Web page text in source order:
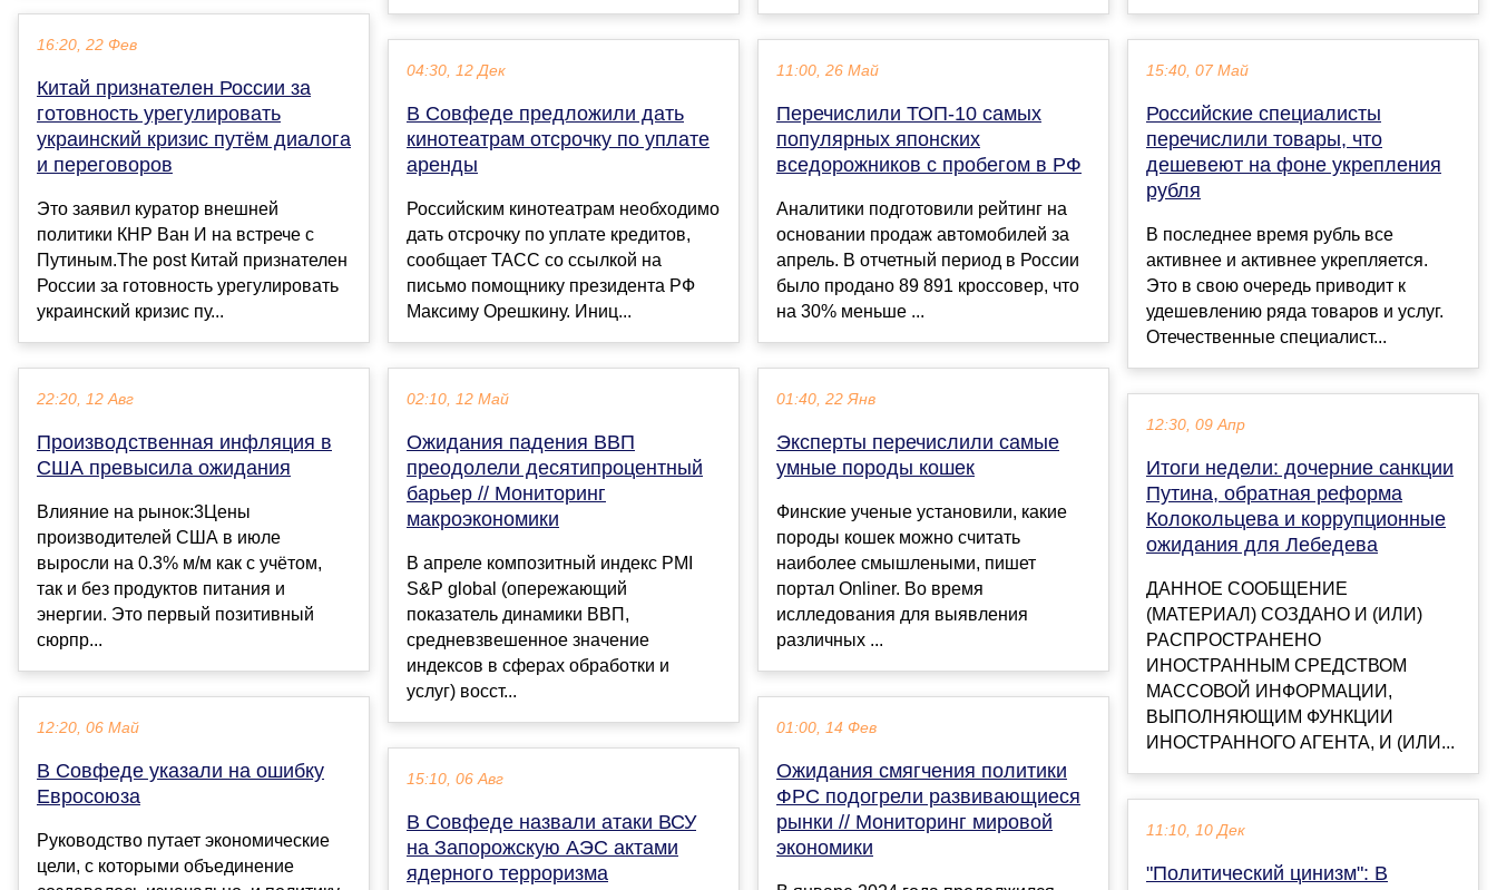
16:20, 22 Фев
Китай признателен России за
готовность урегулировать
украинский кризис путём диалога
и переговоров
Это заявил куратор внешней
политики КНР Ван И на встрече с
Путиным.The post Китай признателен
России за готовность урегулировать
украинский кризис пу...
22:20, 12 Авг
Производственная инфляция в
США превысила ожидания
Влияние на рынок:3Цены
производителей США в июле
выросли на 0.3% м/м как с учётом,
так и без продуктов питания и
энергии. Это первый позитивный
сюрпр...
12:20, 06 Май
В Совфеде указали на ошибку
Евросоюза
Руководство путает экономические
цели, с которыми объединение
04:30, 12 Дек
В Совфеде предложили дать
кинотеатрам отсрочку по уплате
аренды
Российским кинотеатрам необходимо
дать отсрочку по уплате кредитов,
сообщает ТАСС со ссылкой на
письмо помощнику президента РФ
Максиму Орешкину. Иниц...
02:10, 12 Май
Ожидания падения ВВП
преодолели десятипроцентный
барьер // Мониторинг
макроэкономики
В апреле композитный индекс PMI
S&P global (опережающий
показатель динамики ВВП,
средневзвешенное значение
индексов в сферах обработки и
услуг) восст...
15:10, 06 Авг
В Совфеде назвали атаки ВСУ
на Запорожскую АЭС актами
ядерного терроризма
11:00, 26 Май
Перечислили ТОП-10 самых
популярных японских
вседорожников с пробегом в РФ
Аналитики подготовили рейтинг на
основании продаж автомобилей за
апрель. В отчетный период в России
было продано 89 891 кроссовер, что
на 30% меньше ...
01:40, 22 Янв
Эксперты перечислили самые
умные породы кошек
Финские ученые установили, какие
породы кошек можно считать
наиболее смышлеными, пишет
портал Onliner. Во время
ислледования для выявления
различных ...
01:00, 14 Фев
Ожидания смягчения политики
ФРС подогрели развивающиеся
рынки // Мониторинг мировой
экономики
15:40, 07 Май
Российские специалисты
перечислили товары, что
дешевеют на фоне укрепления
рубля
В последнее время рубль все
активнее и активнее укрепляется.
Это в свою очередь приводит к
удешевлению ряда товаров и услуг.
Отечественные специалист...
12:30, 09 Апр
Итоги недели: дочерние санкции
Путина, обратная реформа
Колокольцева и коррупционные
ожидания для Лебедева
ДАННОЕ СООБЩЕНИЕ
(МАТЕРИАЛ) СОЗДАНО И (ИЛИ)
РАСПРОСТРАНЕНО
ИНОСТРАННЫМ СРЕДСТВОМ
МАССОВОЙ ИНФОРМАЦИИ,
ВЫПОЛНЯЮЩИМ ФУНКЦИИ
ИНОСТРАННОГО АГЕНТА, И (ИЛИ...
11:10, 10 Дек
"Политический цинизм": В